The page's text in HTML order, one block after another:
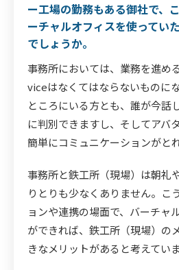
ー工場の勤務もある御社で、
ーチャルオフィスを使ってい
でしょうか。
事務所においては、業務を進め
viceはなくてはならないものに
ところにいる方とも、誰が今話
に判別できますし、そしてアバ
簡単にコミュニケーションがと
事務所と鉄工所（現場）は朝礼
りとりも少なくありません。こ
ョンや連携の場面で、バーチャ
ができれば、鉄工所（現場）の
きなメリットがあると考えていま